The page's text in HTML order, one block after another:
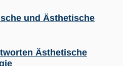
und Ästhetische
Ästhetische